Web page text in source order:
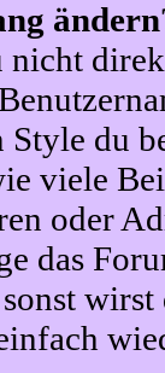
du
viele
oder
das